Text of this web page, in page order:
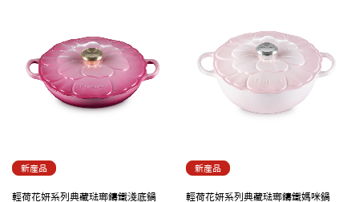
新產品
輕荷花妍系列典藏琺瑯鑄鐵淺底鍋
新產品
輕荷花妍系列典藏琺瑯鑄鐵媽咪鍋